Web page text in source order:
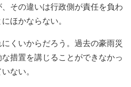
その違いは行政側が責任を負わ
ほかならない。
くいからだろう。過去の豪雨災
措置を講じることができなかっ
ない。